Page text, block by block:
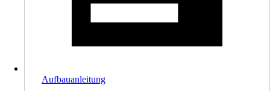
Aufbauanleitung